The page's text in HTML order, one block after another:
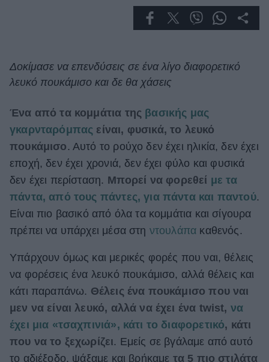
Cooking
Green
Αφιερώματα
ΒΟΞ
Χωρίς Ταμπέλες
Women's Forum
Hautes Grecians
Γάμος
Δοκίμασε να επενδύσεις σε ένα λίγο διαφορετικό
λευκό πουκάμισο και δε θα χάσεις
Ένα από τα κομμάτια της βασικής μας
γκαρνταρόμπας είναι, φυσικά, το λευκό
πουκάμισο . Αυτό το ρούχο δεν έχει ηλικία, δεν έχει
εποχή, δεν έχει χρονιά, δεν έχει φύλο και φυσικά
δεν έχει περίσταση. Μπορεί να φορεθεί με τα
πάντα, από τους πάντες, για πάντα και παντού.
Είναι πιο βασικό από όλα τα κομμάτια και σίγουρα
πρέπει να υπάρχει μέσα στη ντουλάπα καθενός.
Υπάρχουν όμως και μερικές φορές που ναι, θέλεις
να φορέσεις ένα λευκό πουκάμισο, αλλά θέλεις και
κάτι παραπάνω. Θέλεις ένα πουκάμισο που ναι
μεν να είναι λευκό, αλλά να έχει ένα twist, να
έχει μια «τσαχπινιά», κάτι το διαφορετικό, κάτι
που να το ξεχωρίζει. Εμείς σε βγάλαμε από αυτό
το αδιέξοδο, ψάξαμε και βρήκαμε τα 5 πιο στιλάτα